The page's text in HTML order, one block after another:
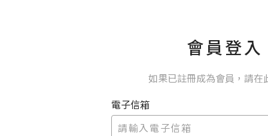
會員登入
如果已註冊成為會員，請在
電子信箱